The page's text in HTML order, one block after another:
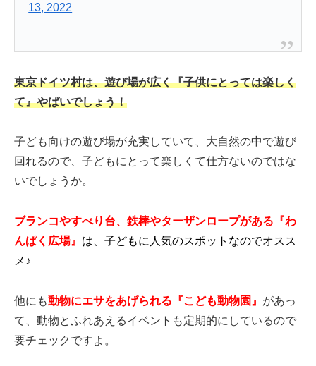
13, 2022
東京ドイツ村は、遊び場が広く『子供にとっては楽しく
て』やばいでしょう！
子ども向けの遊び場が充実していて、大自然の中で遊び
回れるので、子どもにとって楽しくて仕方ないのではな
いでしょうか。
ブランコやすべり台、鉄棒やターザンロープがある『わ
んぱく広場』 は、子どもに人気のスポットなのでオスス
メ♪
他にも動物にエサをあげられる『こども動物園』 があっ
て、動物とふれあえるイベントも定期的にしているので
要チェックですよ。